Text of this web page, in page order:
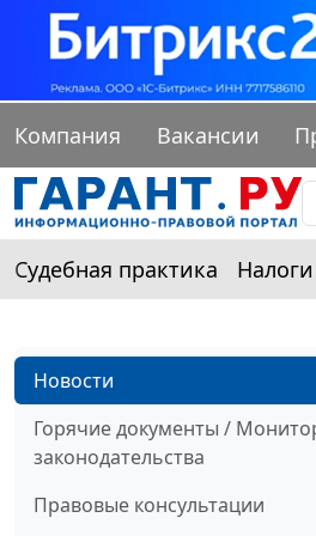
Компания Вакансии
Судебная практика
Новости
Горячие документы /
законодательства
Правовые консультации